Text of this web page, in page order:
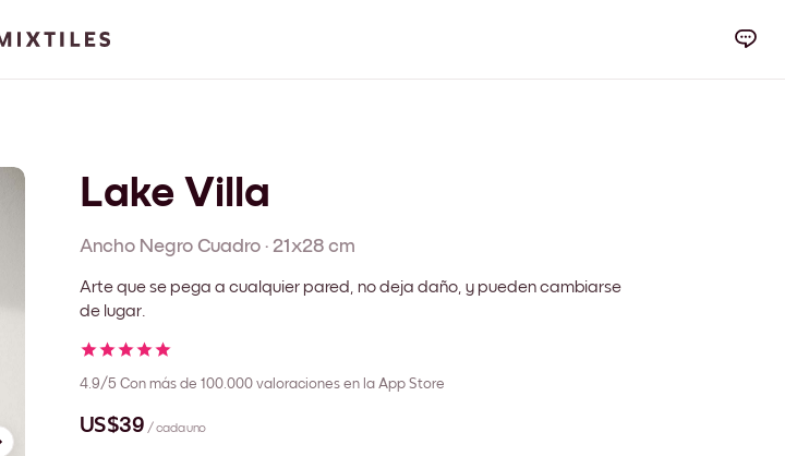
Lake Villa
Ancho Negro Cuadro · 21x28 cm
Arte que se pega a cualquier pared, no deja daño, y pueden cambiarse
de lugar.
4.9/5 Con más de 100.000 valoraciones en la App Store
US$39 / cada uno